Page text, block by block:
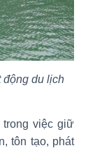
động du lịch
việc giữ
tôn tạo, phát